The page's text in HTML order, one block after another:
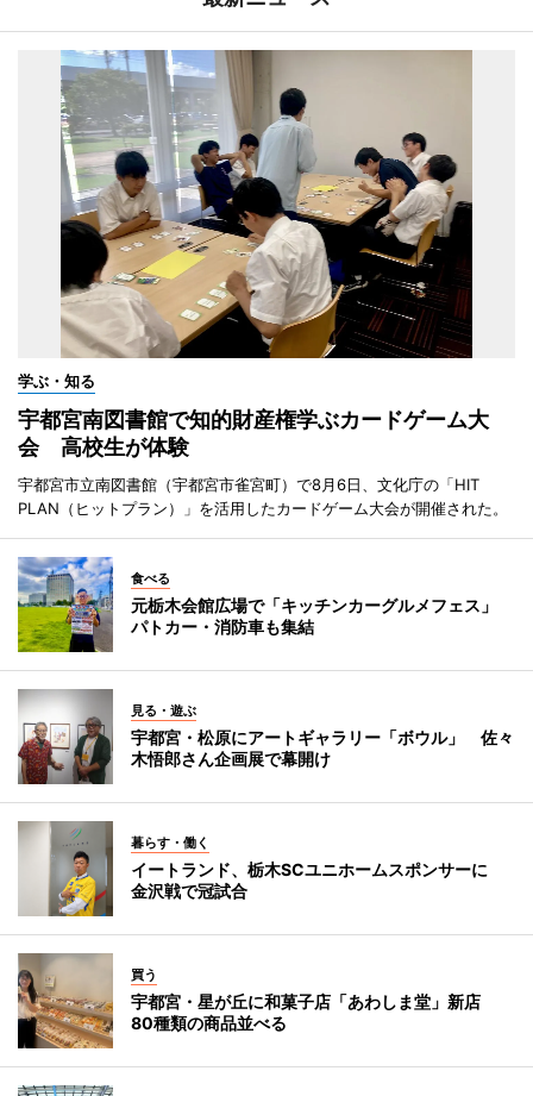
学ぶ・知る
宇都宮南図書館で知的財産権学ぶカードゲーム大
会 高校生が体験
宇都宮市立南図書館（宇都宮市雀宮町）で8月6日、文化庁の「HIT
PLAN（ヒットプラン）」を活用したカードゲーム大会が開催された。
食べる
元栃木会館広場で「キッチンカーグルメフェス」
パトカー・消防車も集結
見る・遊ぶ
宇都宮・松原にアートギャラリー「ボウル」 佐々
木悟郎さん企画展で幕開け
暮らす・働く
イートランド、栃木SCユニホームスポンサーに
金沢戦で冠試合
買う
宇都宮・星が丘に和菓子店「あわしま堂」新店
80種類の商品並べる